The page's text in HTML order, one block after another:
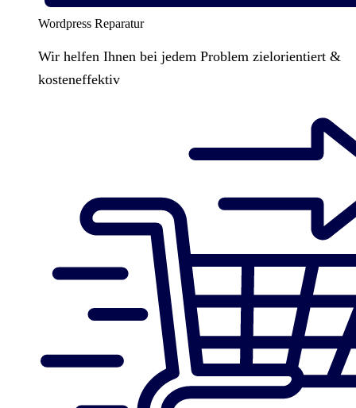
Wordpress Reparatur
Wir helfen Ihnen bei jedem Problem zielorientiert &
kosteneffektiv